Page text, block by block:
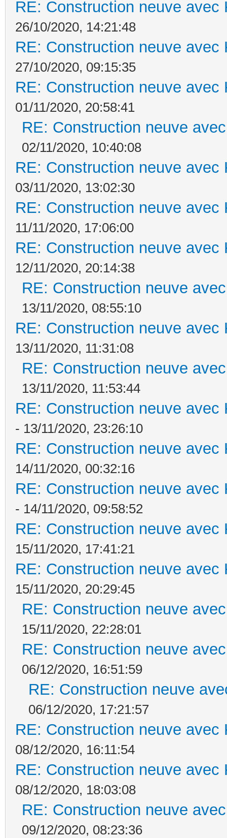
RE: Construction neuve avec
26/10/2020, 14:21:48
RE: Construction neuve avec
27/10/2020, 09:15:35
RE: Construction neuve avec
01/11/2020, 20:58:41
RE: Construction neuve
02/11/2020, 10:40:08
RE: Construction neuve avec
03/11/2020, 13:02:30
RE: Construction neuve avec
11/11/2020, 17:06:00
RE: Construction neuve avec
12/11/2020, 20:14:38
RE: Construction neuve
13/11/2020, 08:55:10
RE: Construction neuve avec
13/11/2020, 11:31:08
RE: Construction neuve
13/11/2020, 11:53:44
RE: Construction neuve avec
- 13/11/2020, 23:26:10
RE: Construction neuve avec
14/11/2020, 00:32:16
RE: Construction neuve avec
- 14/11/2020, 09:58:52
RE: Construction neuve avec
15/11/2020, 17:41:21
RE: Construction neuve avec
15/11/2020, 20:29:45
RE: Construction neuve
15/11/2020, 22:28:01
RE: Construction neuve
06/12/2020, 16:51:59
RE: Construction neuve
06/12/2020, 17:21:57
RE: Construction neuve avec
08/12/2020, 16:11:54
RE: Construction neuve avec
08/12/2020, 18:03:08
RE: Construction neuve
09/12/2020, 08:23:36